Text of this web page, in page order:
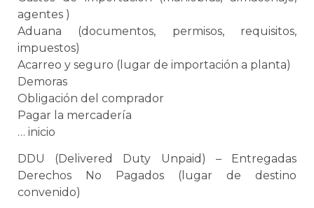
agentes )
Aduana (documentos, permisos, requisitos,
impuestos)
Acarreo y seguro (lugar de importación a planta)
Demoras
Obligación del comprador
Pagar la mercadería
… inicio
DDU (Delivered Duty Unpaid) – Entregadas
Derechos No Pagados (lugar de destino
convenido)